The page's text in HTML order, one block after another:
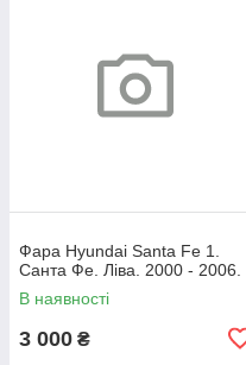
Фара Hyundai Santa Fe 1.
Санта Фе. Ліва. 2000 - 2006.
В наявності
3 000 ₴